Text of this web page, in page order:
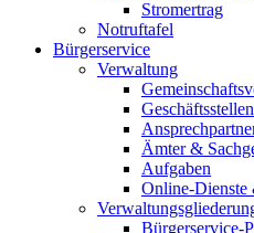
Stromertrag
Notruftafel
Bürgerservice
Verwaltung
Ämter &
Aufgaben
Online-Dienste
Bürgerservice-